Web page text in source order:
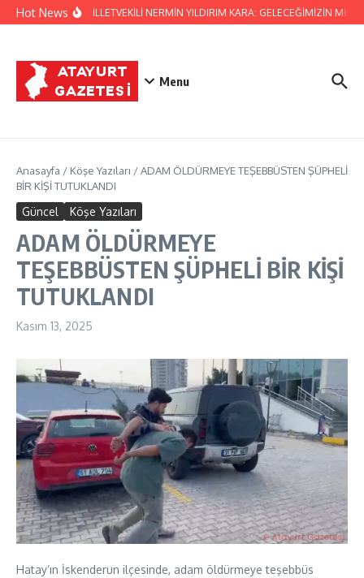
İçeriğe atla
Hot NewsHATAY MİLLETVEKİLİ NERMİN YILDIRIM KARA: GELECEĞİMİZİN
Menu
Anasayfa / Köşe Yazıları /ADAM ÖLDÜRMEYE TEŞEBBÜSTEN ŞÜPHELİ
BİR KİŞİ TUTUKLANDI
Güncel Köşe Yazıları
ADAM ÖLDÜRMEYE
TEŞEBBÜSTEN ŞÜPHELİ BİR KİŞİ
TUTUKLANDI
Kasım 13, 2025
Hatay’ın İskenderun ilçesinde, adam öldürmeye teşebbüs